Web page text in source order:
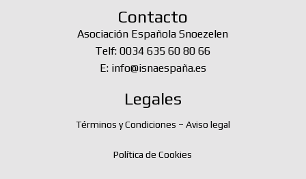
Contacto
Asociación Española Snoezelen
Telf: 0034 635 60 80 66
E: info@isnaespaña.es
Legales
Términos y Condiciones – Aviso legal
Política de Cookies